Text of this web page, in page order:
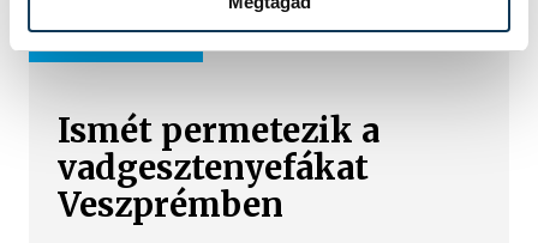
Ismét permetezik a
vadgesztenyefákat
Veszprémben